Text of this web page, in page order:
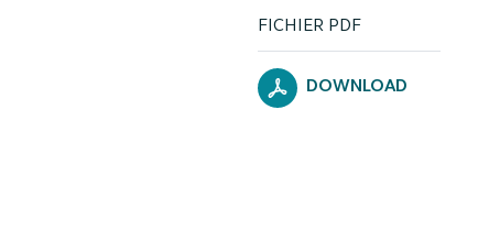
FICHIER PDF
DOWNLOAD